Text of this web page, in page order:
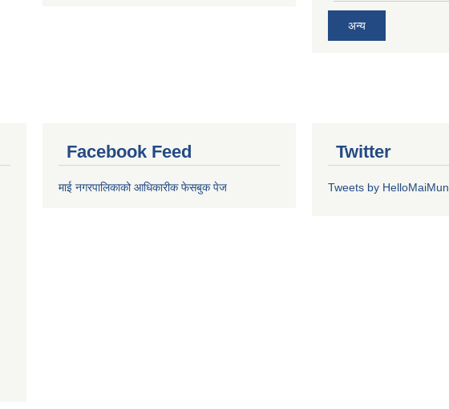
अन्य
Facebook Feed
माई नगरपालिकाको आधिकारीक फेसबुक पेज
Twitter
Tweets by HelloMaiMun